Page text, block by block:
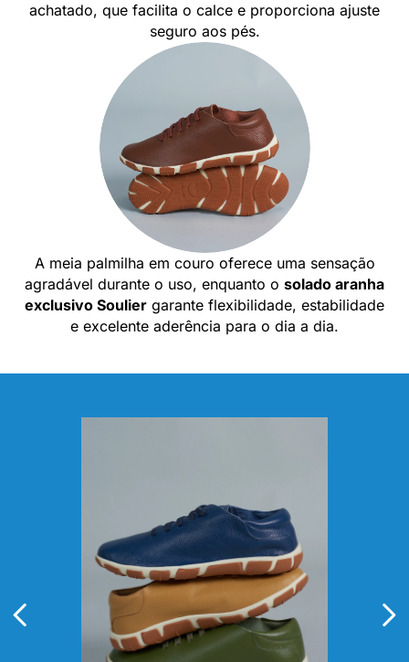
achatado, que facilita o calce e proporciona ajuste
seguro aos pés.
A meia palmilha em couro oferece uma sensação
agradável durante o uso, enquanto o solado aranha
exclusivo Soulier garante flexibilidade, estabilidade
e excelente aderência para o dia a dia.